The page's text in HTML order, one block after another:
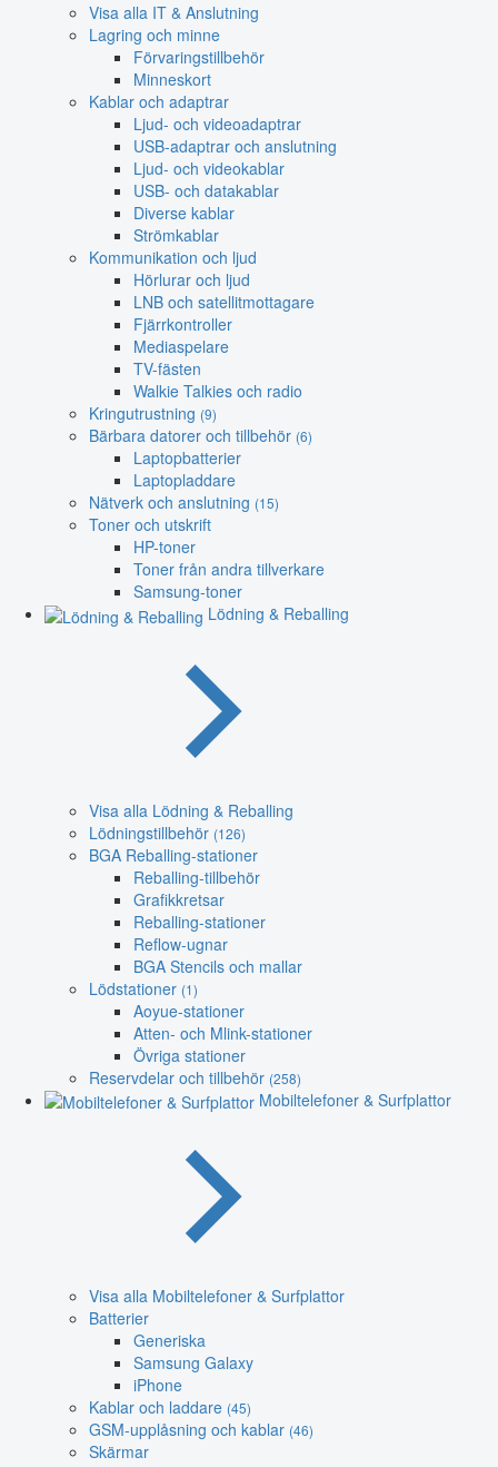
Visa alla IT & Anslutning
Lagring och minne
Förvaringstillbehör
Minneskort
Kablar och adaptrar
Ljud- och videoadaptrar
USB-adaptrar och anslutning
Ljud- och videokablar
USB- och datakablar
Diverse kablar
Strömkablar
Kommunikation och ljud
Hörlurar och ljud
LNB och satellitmottagare
Fjärrkontroller
Mediaspelare
TV-fästen
Walkie Talkies och radio
Kringutrustning (9)
Bärbara datorer och tillbehör (6)
Laptopbatterier
Laptopladdare
Nätverk och anslutning (15)
Toner och utskrift
HP-toner
Toner från andra tillverkare
Samsung-toner
Lödning & Reballing
Visa alla Lödning & Reballing
Lödningstillbehör (126)
BGA Reballing-stationer
Reballing-tillbehör
Grafikkretsar
Reballing-stationer
Reflow-ugnar
BGA Stencils och mallar
Lödstationer (1)
Aoyue-stationer
Atten- och Mlink-stationer
Övriga stationer
Reservdelar och tillbehör (258)
Mobiltelefoner & Surfplattor
Visa alla Mobiltelefoner & Surfplattor
Batterier
Generiska
Samsung Galaxy
iPhone
Kablar och laddare (45)
GSM-upplåsning och kablar (46)
Skärmar